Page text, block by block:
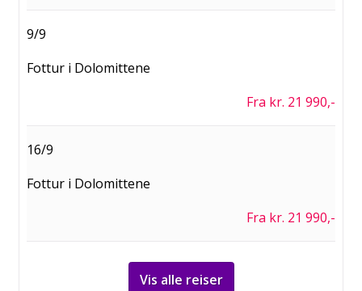
9/9
Fottur i Dolomittene
Fra kr. 21 990,-
16/9
Fottur i Dolomittene
Fra kr. 21 990,-
Vis alle reiser